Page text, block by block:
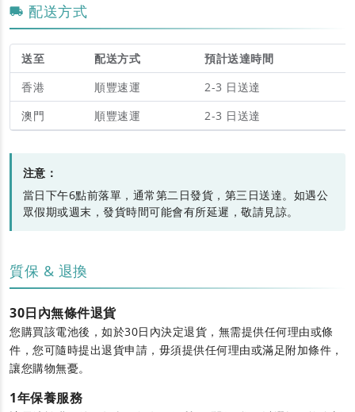
配送方式
送至 配送方式 預計送達時間
香港
順豐速運 2-3 日送達
澳門
順豐速運 2-3 日送達
注意：
當日下午6點前落單，通常第二日發貨，第三日送達。如遇公
眾假期或週末，發貨時間可能會有所延遲，敬請見諒。
質保 & 退換
30日內無條件退貨
您購買該電池後，如於30日內決定退貨，無需提供任何理由或條
件，您可隨時提出退貨申請，毋須提供任何理由或滿足附加條件，
讓您購物無憂。
1年保養服務